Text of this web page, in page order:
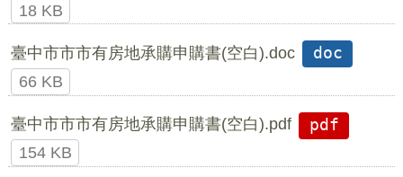
18 KB
臺中市市市有房地承購申購書(空白).doc
doc
66 KB
臺中市市市有房地承購申購書(空白).pdf
pdf
154 KB